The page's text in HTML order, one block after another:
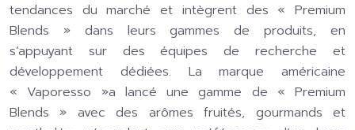
tendances du marché et intègrent des « Premium
Blends » dans leurs gammes de produits, en
s’appuyant sur des équipes de recherche et
développement dédiées. La marque américaine
« Vaporesso »a lancé une gamme de « Premium
Blends » avec des arômes fruités, gourmands et